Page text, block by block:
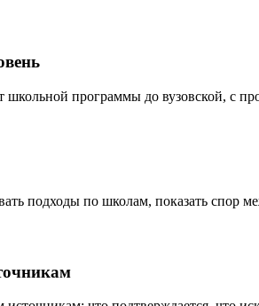
программы до вузовской, с
подходы по школам, показать спор